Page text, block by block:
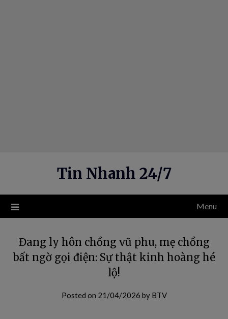
Tin Nhanh 24/7
Menu
Đang ly hôn chồng vũ phu, mẹ chồng
bất ngờ gọi điện: Sự thật kinh hoàng hé
lộ!
Posted on 21/04/2026 by BTV